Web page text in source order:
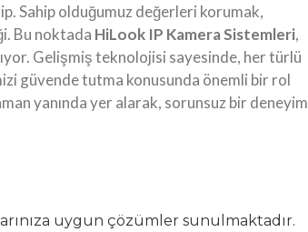
Sahip olduğumuz değerleri korumak,
Bu noktada HiLook IP Kamera Sistemleri,
Gelişmiş teknolojisi sayesinde, her türlü
güvende tutma konusunda önemli bir rol
yanında yer alarak, sorunsuz bir deneyim
uygun çözümler sunulmaktadır.